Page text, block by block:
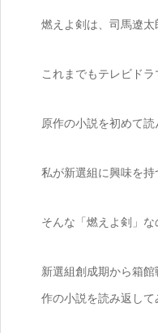
燃えよ剣は、司馬遼
これまでもテレビド
原作の小説を初めて読
私が新選組に興味を持
そんな「燃えよ剣」な
新選組創成期から箱
作の小説を読み返して